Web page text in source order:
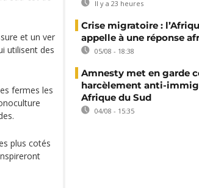
et un ver
utilisent des
fermes les
plus cotés
Il y a 23 heures
Crise migratoire :
appelle à une réponse
05/08 - 18:38
Amnesty met en garde
harcèlement anti-
Afrique du Sud
04/08 - 15:35